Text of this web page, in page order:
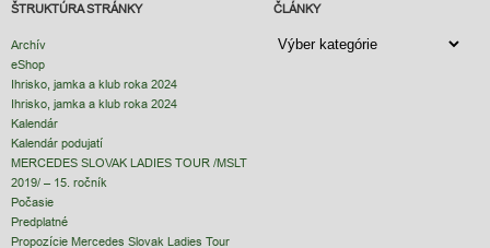
ŠTRUKTÚRA STRÁNKY
Archív
eShop
Ihrisko, jamka a klub roka 2024
Ihrisko, jamka a klub roka 2024
Kalendár
Kalendár podujatí
MERCEDES SLOVAK LADIES TOUR /MSLT
2019/ – 15. ročník
Počasie
Predplatné
Propozície Mercedes Slovak Ladies Tour
ČLÁNKY
ČLÁNKY